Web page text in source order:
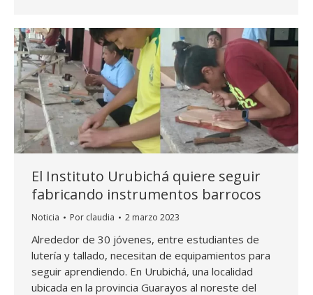
El Instituto Urubichá quiere seguir
fabricando instrumentos barrocos
Noticia Por claudia 2 marzo 2023
Alrededor de 30 jóvenes, entre estudiantes de
lutería y tallado, necesitan de equipamientos para
seguir aprendiendo. En Urubichá, una localidad
ubicada en la provincia Guarayos al noreste del